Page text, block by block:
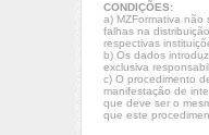
CONDIÇÕES:
a) MZFormativa não
falhas na
respectivas
b) Os dados
exclusiva
c) O procedimento
manifestação de
que deve ser o
que este